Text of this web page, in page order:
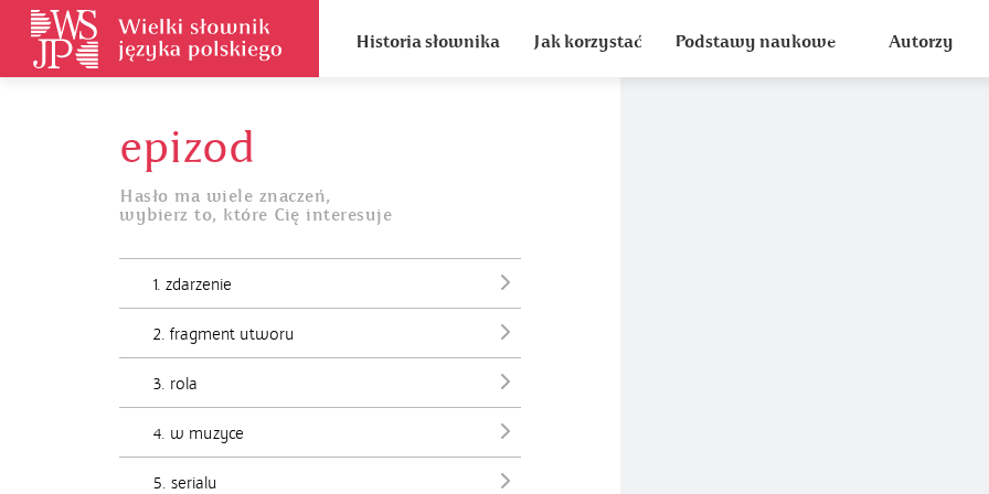
Historia słownika Jak korzystać Podstawy naukowe Autorzy
epizod
Hasło ma wiele znaczeń,
wybierz to, które Cię interesuje
1. zdarzenie
2. fragment utworu
3. rola
4. w muzyce
5. serialu